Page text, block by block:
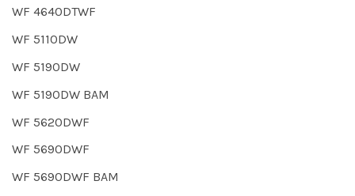
WF 4640DTWF
WF 5110DW
WF 5190DW
WF 5190DW BAM
WF 5620DWF
WF 5690DWF
WF 5690DWF BAM